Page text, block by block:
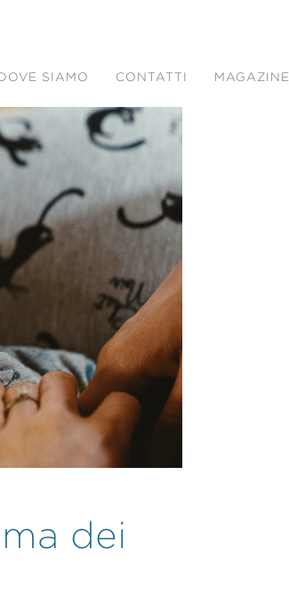
SIAMO CONTATTI MAGAZINE
dei